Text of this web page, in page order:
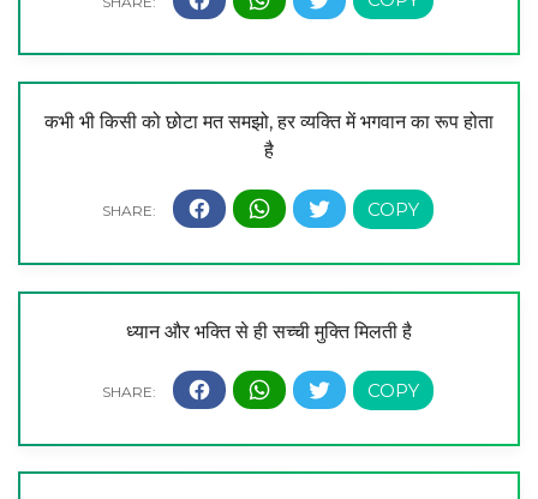
कभी भी किसी को छोटा मत समझो, हर व्यक्ति में भगवान का रूप होता
है
ध्यान और भक्ति से ही सच्ची मुक्ति मिलती है